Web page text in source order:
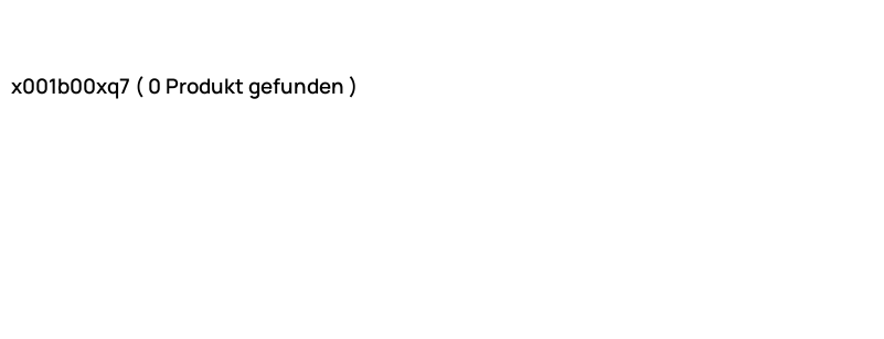
x001b00xq7 ( 0 Produkt gefunden )